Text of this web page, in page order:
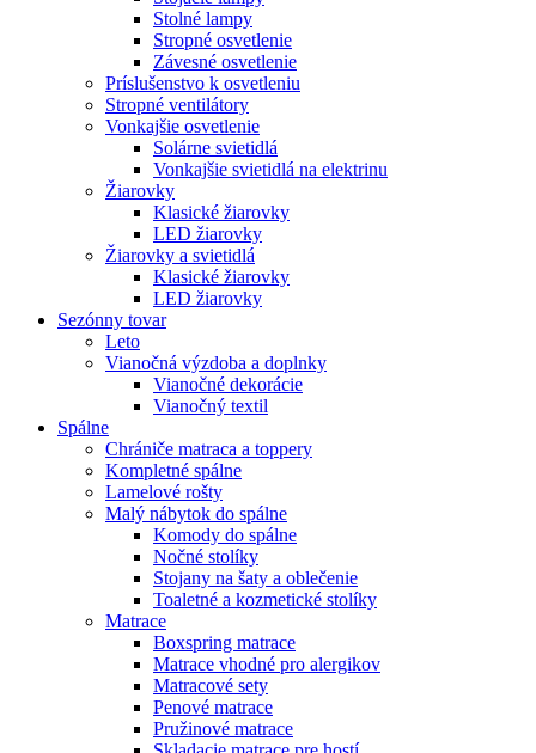
Stolné lampy
Stropné osvetlenie
Závesné osvetlenie
Príslušenstvo k osvetleniu
Stropné ventilátory
Vonkajšie osvetlenie
Solárne svietidlá
Vonkajšie svietidlá na elektrinu
Žiarovky
Klasické žiarovky
LED žiarovky
Žiarovky a svietidlá
Klasické žiarovky
LED žiarovky
Sezónny tovar
Leto
Vianočná výzdoba a doplnky
Vianočné dekorácie
Vianočný textil
Spálne
Chrániče matraca a toppery
Kompletné spálne
Lamelové rošty
Malý nábytok do spálne
Komody do spálne
Nočné stolíky
Stojany na šaty a oblečenie
Toaletné a kozmetické stolíky
Matrace
Boxspring matrace
Matrace vhodné pro alergikov
Matracové sety
Penové matrace
Pružinové matrace